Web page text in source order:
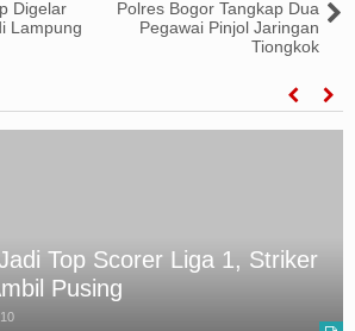
Digelar
Lampung
Polres Bogor Tangkap Dua
Pegawai Pinjol Jaringan
Tiongkok
Beroperasi Sejak 2016,
Bara Ilegal Ditangkap